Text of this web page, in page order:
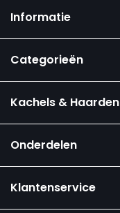
Informatie
Categorieën
Kachels & Haarden
Onderdelen
Klantenservice